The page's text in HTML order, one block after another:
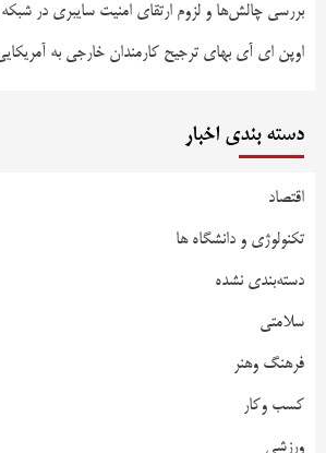
بررسی چالش‌ها و لزوم ارتقای امنیت سایبری در
اوپن ای آی بهای ترجیح کارمندان خارجی به
دسته بندی اخبار
اقتصاد
تکنولوژی و دانشگاه ها
دسته‌بندی نشده
سلامتی
فرهنگ وهنر
کسب وکار
ورزشی